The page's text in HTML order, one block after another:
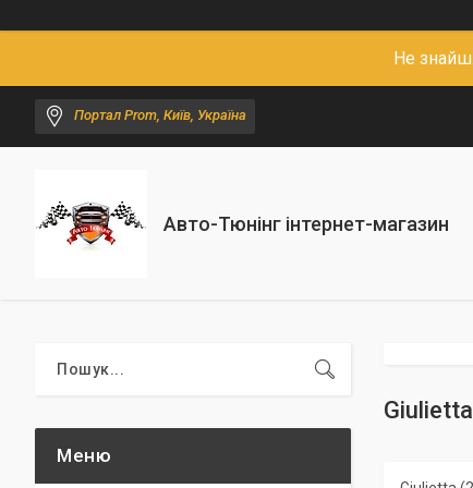
Не
Портал Prom, Київ, Україна
Авто-Тюнінг інтернет-магазин